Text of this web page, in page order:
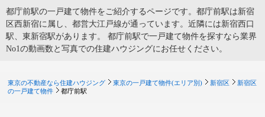
都庁前駅の一戸建て物件をご紹介するページです。都庁前駅は新宿
区西新宿に属し、都営大江戸線が通っています。近隣には新宿西口
駅、東新宿駅があります。 都庁前駅で一戸建て物件を探すなら業界
No1の動画数と写真での住建ハウジングにお任せください。
東京の不動産なら住建ハウジング 東京の一戸建て物件(エリア別) 新宿区
新宿区
の一戸建て物件
都庁前駅